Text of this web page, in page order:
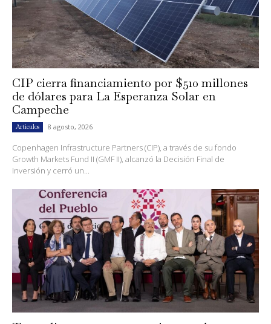
CIP cierra financiamiento por $510 millones
de dólares para La Esperanza Solar en
Campeche
Artículos 8 agosto, 2026
Copenhagen Infrastructure Partners (CIP), a través de su fondo
Growth Markets Fund II (GMF II), alcanzó la Decisión Final de
Inversión y cerró un...